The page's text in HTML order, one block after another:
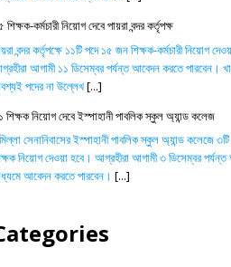
শিক্ষক-কর্মচারী নিয়োগ দেবে পায়রা বন্দর কর্তৃপক্ষ
বন্দর কর্তৃপক্ষে ১১টি পদে ১৫ জন শিক্ষক-কর্মচারী নিয়োগ
আগামী ১১ ডিসেম্বর পর্যন্ত আবেদন করতে পারবেন।
পদের না উল্লেখ[...]
শিক্ষক নিয়োগ দেবে ইস্পাহানী পাবলিক স্কুল অ্যান্ড কলেজ
সেনানিবাসের ইস্পাহানী পাবলিক স্কুল অ্যান্ড কলেজে
নিয়োগ দেওয়া হবে। আগ্রহীরা আগামী ৩ ডিসেম্বর
আবেদন করতে পারবেন। [...]